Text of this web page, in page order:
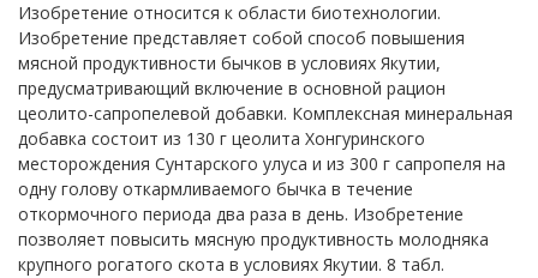
Изобретение относится к области биотехнологии.
Изобретение представляет собой способ повышения
мясной продуктивности бычков в условиях Якутии,
предусматривающий включение в основной рацион
цеолито-сапропелевой добавки. Комплексная минеральная
добавка состоит из 130 г цеолита Хонгуринского
месторождения Сунтарского улуса и из 300 г сапропеля на
одну голову откармливаемого бычка в течение
откормочного периода два раза в день. Изобретение
позволяет повысить мясную продуктивность молодняка
крупного рогатого скота в условиях Якутии. 8 табл.